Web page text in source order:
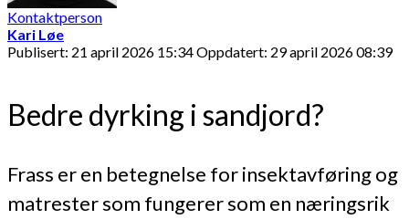
Kontaktperson
Kari Løe
Publisert: 21 april 2026 15:34Oppdatert: 29 april 2026 08:39
Bedre dyrking i sandjord?
Frass er en betegnelse for insektavføring og
matrester som fungerer som en næringsrik